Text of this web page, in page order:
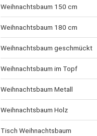
Weihnachtsbaum 150 cm
Weihnachtsbaum 180 cm
Weihnachtsbaum geschmückt
Weihnachtsbaum im Topf
Weihnachtsbaum Metall
Weihnachtsbaum Holz
Tisch Weihnachtsbaum